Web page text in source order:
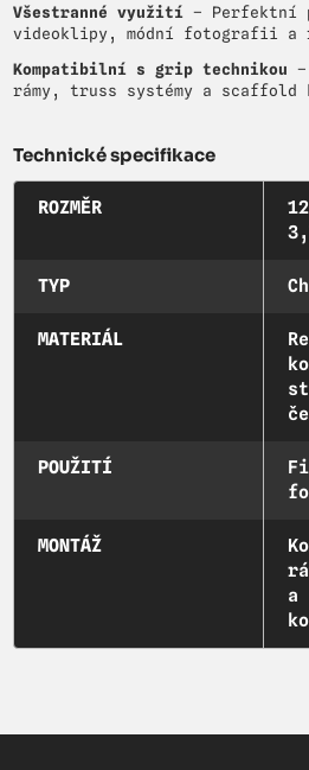
Všestranné využití – Perfektní
videoklipy, módní fotografii a
Kompatibilní s grip technikou
rámy, truss systémy a scaffold
Technické specifikace
ROZMĚR
TYP
MATERIÁL
POUŽITÍ
MONTÁŽ
a